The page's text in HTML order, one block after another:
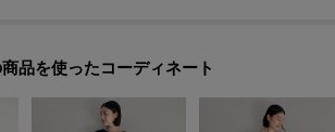
B77 W60 H87 着用サイズ：2（M）
商品を使った